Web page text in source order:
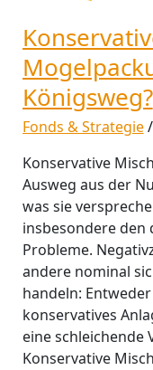
Königsweg?
Fonds & Strategie/
Konservative
Ausweg aus der
was sie
insbesondere den
Probleme.
andere nominal
handeln:
konservatives
eine schleichende
Konservative